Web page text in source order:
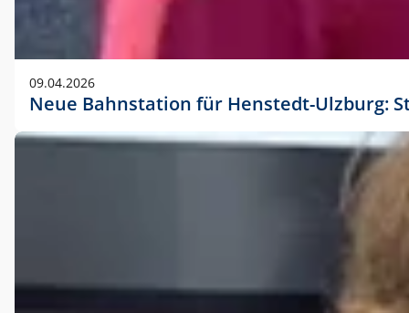
09.04.2026
Neue Bahnstation für Henstedt-Ulzburg: